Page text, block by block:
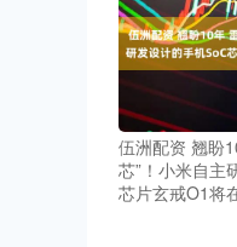
伍洲配资 翘盼
芯”！小米自主
芯片玄戒O1将